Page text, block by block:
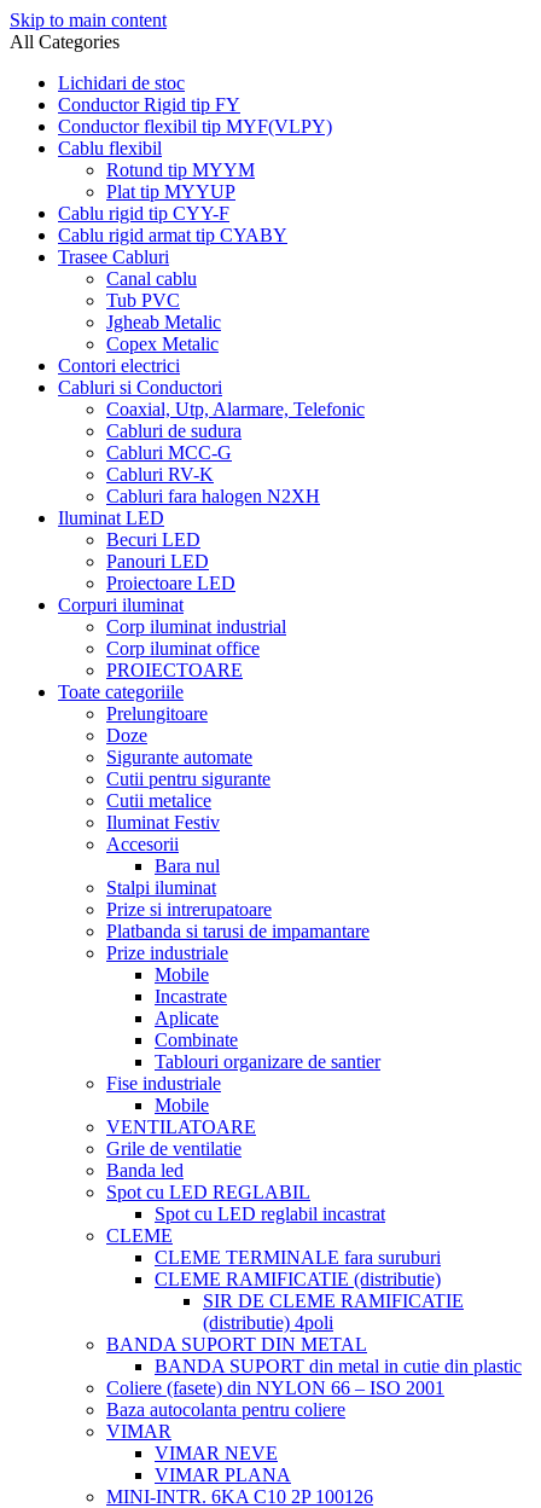
Skip to main content
All Categories
Lichidari de stoc
Conductor Rigid tip FY
Conductor flexibil tip MYF(VLPY)
Cablu flexibil
Rotund tip MYYM
Plat tip MYYUP
Cablu rigid tip CYY-F
Cablu rigid armat tip CYABY
Trasee Cabluri
Canal cablu
Tub PVC
Jgheab Metalic
Copex Metalic
Contori electrici
Cabluri si Conductori
Coaxial, Utp, Alarmare, Telefonic
Cabluri de sudura
Cabluri MCC-G
Cabluri RV-K
Cabluri fara halogen N2XH
Iluminat LED
Becuri LED
Panouri LED
Proiectoare LED
Corpuri iluminat
Corp iluminat industrial
Corp iluminat office
PROIECTOARE
Toate categoriile
Prelungitoare
Doze
Sigurante automate
Cutii pentru sigurante
Cutii metalice
Iluminat Festiv
Accesorii
Bara nul
Stalpi iluminat
Prize si intrerupatoare
Platbanda si tarusi de impamantare
Prize industriale
Mobile
Incastrate
Aplicate
Combinate
Tablouri organizare de santier
Fise industriale
Mobile
VENTILATOARE
Grile de ventilatie
Banda led
Spot cu LED REGLABIL
Spot cu LED reglabil incastrat
CLEME
CLEME TERMINALE fara suruburi
CLEME RAMIFICATIE (distributie)
SIR DE CLEME RAMIFICATIE
(distributie) 4poli
BANDA SUPORT DIN METAL
BANDA SUPORT din metal in cutie din plastic
Coliere (fasete) din NYLON 66 – ISO 2001
Baza autocolanta pentru coliere
VIMAR
VIMAR NEVE
VIMAR PLANA
MINI-INTR. 6KA C10 2P 100126